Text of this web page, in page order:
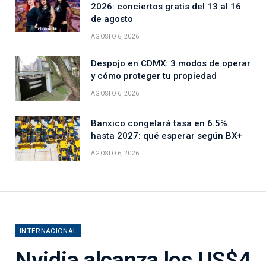
2026: conciertos gratis del 13 al 16
de agosto
AGOSTO 6, 2026
Despojo en CDMX: 3 modos de operar
y cómo proteger tu propiedad
AGOSTO 6, 2026
Banxico congelará tasa en 6.5%
hasta 2027: qué esperar según BX+
AGOSTO 6, 2026
INTERNACIONAL